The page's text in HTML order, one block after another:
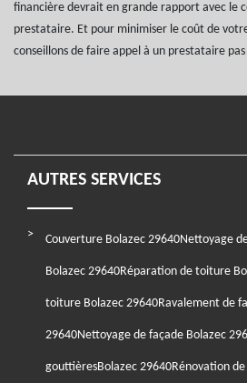
financière devrait en grande rapport avec le
prestataire. Et pour minimiser le coût de
conseillons de faire appel à un prestataire
AUTRES SERVICES
Couverture Bolazec 29640Nettoyage
Bolazec 29640Réparation de toiture
toiture Bolazec 29640Ravalement de
29640Nettoyage de façade Bolazec
gouttièresBolazec 29640Rénovation